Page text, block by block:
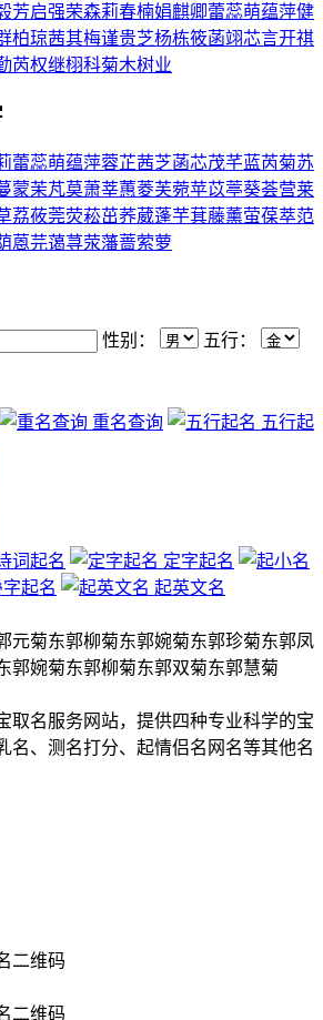
芳启强荣森莉春楠娟麒卿蕾蕊萌蕴萍健
柏琼茜其梅谨贵芝杨栋筱菡翊芯言开祺
芮权继栩科菊木树业
蕾蕊萌蕴萍蓉芷茜芝菡芯茂芊蓝芮菊苏
蒙茉芃莫萧莘蕙菱芙菀苹苡葶葵荟营莱
荔莜莞荧菘茁荞葳蓬芋萁藤薰萤葆萃范
蒽芫蔼荨荥藩蔷萦萝
性别： 五行：
重名查询 五行起
词起名
定字起名
字起名
起英文名
元菊东郭柳菊东郭婉菊东郭珍菊东郭凤
郭婉菊东郭柳菊东郭双菊东郭慧菊
取名服务网站，提供四种专业科学的宝
名、测名打分、起情侣名网名等其他名